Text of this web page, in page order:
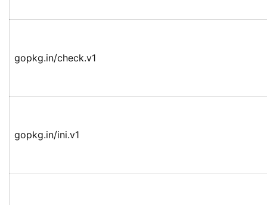
gopkg.in/check.v1
gopkg.in/ini.v1